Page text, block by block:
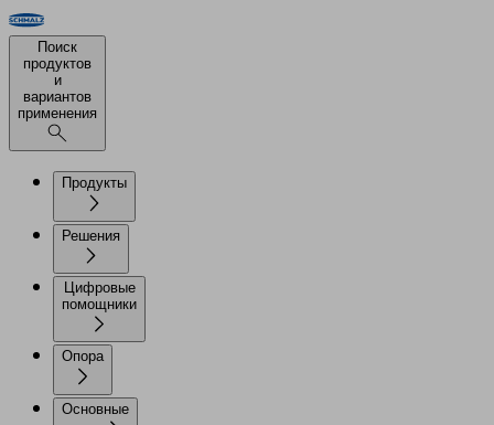
Поиск
продуктов
и
вариантов
применения
Продукты
Решения
Цифровые
помощники
Опора
Основные